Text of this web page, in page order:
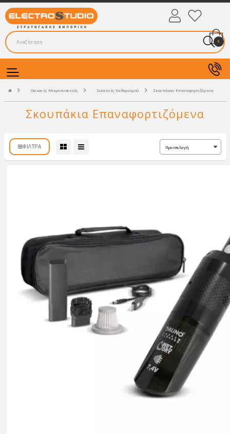
0
Οικιακές Μικροσυσκευές Συσκευές Καθαρισμού Σκουπάκια Επαναφορτιζόμενα
Σκουπάκια Επαναφορτιζόμενα
ΦΊΛΤΡΑ